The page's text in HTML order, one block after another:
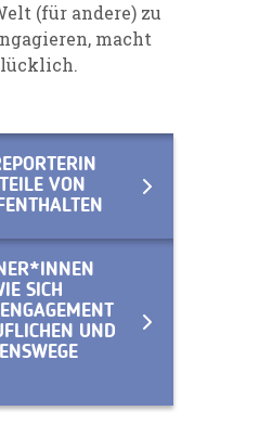
(für andere) zu
macht
VON
SICH
UND